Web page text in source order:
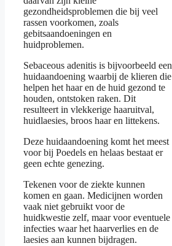
gezondheidsproblemen die bij veel
rassen voorkomen, zoals
gebitsaandoeningen en
huidproblemen.
Sebaceous adenitis is bijvoorbeeld een
huidaandoening waarbij de klieren die
helpen het haar en de huid gezond te
houden, ontstoken raken. Dit
resulteert in vlekkerige haaruitval,
huidlaesies, broos haar en littekens.
Deze huidaandoening komt het meest
voor bij Poedels en helaas bestaat er
geen echte genezing.
Tekenen voor de ziekte kunnen
komen en gaan. Medicijnen worden
vaak niet gebruikt voor de
huidkwestie zelf, maar voor eventuele
infecties waar het haarverlies en de
laesies aan kunnen bijdragen.